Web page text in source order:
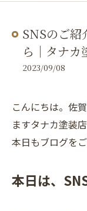
SNSのご紹
ら｜タナカ
2023/09/08
こんにちは。佐
ますタナカ塗装店
本日もブログを
本日は、